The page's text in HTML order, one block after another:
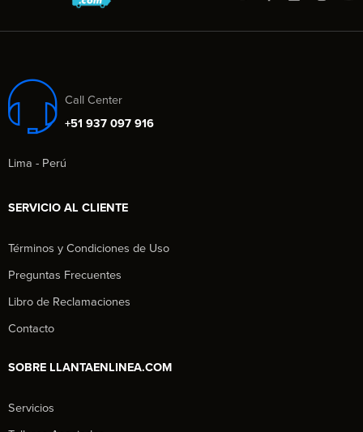
Call Center
+51 937 097 916
Lima - Perú
SERVICIO AL CLIENTE
Términos y Condiciones de Uso
Preguntas Frecuentes
Libro de Reclamaciones
Contacto
SOBRE LLANTAENLINEA.COM
Servicios